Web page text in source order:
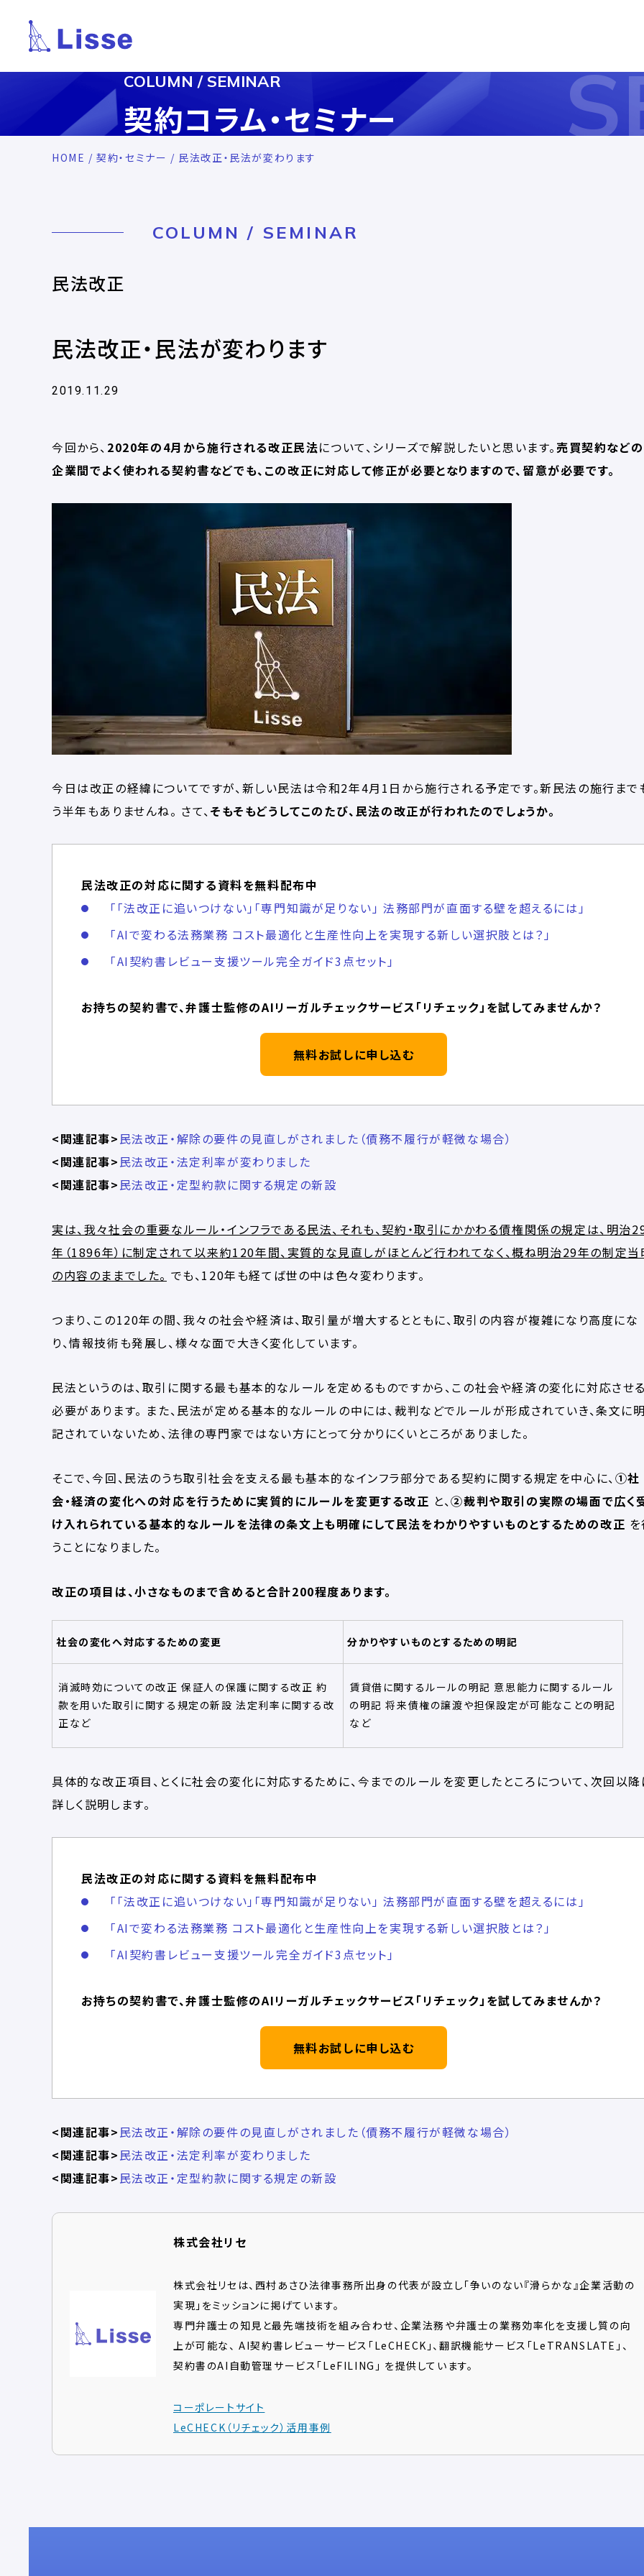
COLUMN / SEMINAR
契約コラム・セミナー
HOME /契約・セミナー / 民法改正・民法が変わります
COLUMN / SEMINAR
民法改正
民法改正・民法が変わります
2019.11.29
今回から、 2020年の4月から施行される改正民法について、シリーズで解説したいと思います。売買契約などの
企業間でよく使われる契約書などでも、この改正に対応して修正が必要となりますので、留意が必要です。
今日は改正の経緯についてですが、新しい民法は令和2年4月1日から施行される予定です。新民法の施行まで
う半年もありませんね。 さて、そもそもどうしてこのたび、民法の改正が行われたのでしょうか。
民法改正の対応に関する資料を無料配布中
「「法改正に追いつけない」「専門知識が足りない」​ 法務部門が直面する壁を超えるには」
「AIで変わる法務業務​ コスト最適化と生産性向上を実現する​新しい選択肢とは​？」
「AI契約書レビュー支援ツール完全ガイド3点セット」
お持ちの契約書で、弁護士監修のAIリーガルチェックサービス「リチェック」を試してみませんか？
無料お試しに申し込む
<関連記事>民法改正・解除の要件の見直しがされました（債務不履行が軽微な場合）
<関連記事>民法改正・法定利率が変わりました
<関連記事>民法改正・定型約款に関する規定の新設
実は、我々社会の重要なルール・インフラである民法、それも、契約・取引にかかわる債権関係の規定は、明治
年（1896年）に制定されて以来約120年間、実質的な見直しがほとんど行われてなく、概ね明治29年の制定当
の内容のままでした。 でも、120年も経てば世の中は色々変わります。
つまり、この120年の間、我々の社会や経済は、取引量が増大するとともに、取引の内容が複雑になり高度にな
り、情報技術も発展し、様々な面で大きく変化しています。
民法というのは、取引に関する最も基本的なルールを定めるものですから、この社会や経済の変化に対応させ
必要があります。 また、民法が定める基本的なルールの中には、裁判などでルールが形成されていき、条文に
記されていないため、法律の専門家ではない方にとって分かりにくいところがありました。
そこで、今回、民法のうち取引社会を支える最も基本的なインフラ部分である契約に関する規定を中心に、①社
会・経済の変化への対応を行うために実質的にルールを変更する改正 と、②裁判や取引の実際の場面で広く
け入れられている基本的なルールを法律の条文上も明確にして民法をわかりやすいものとするための改正
うことになりました。
改正の項目は、小さなものまで含めると合計200程度あります。
社会の変化へ対応するための変更 分かりやすいものとするための明記
消滅時効についての改正 保証人の保護に関する改正 約
款を用いた取引に関する規定の新設 法定利率に関する改
正など
賃貸借に関するルールの明記 意思能力に関するルール
の明記 将来債権の譲渡や担保設定が可能なことの明記
など
具体的な改正項目、とくに社会の変化に対応するために、今までのルールを変更したところについて、次回以
詳しく説明します。
民法改正の対応に関する資料を無料配布中
「「法改正に追いつけない」「専門知識が足りない」​ 法務部門が直面する壁を超えるには」
「AIで変わる法務業務​ コスト最適化と生産性向上を実現する​新しい選択肢とは​？」
「AI契約書レビュー支援ツール完全ガイド3点セット」
お持ちの契約書で、弁護士監修のAIリーガルチェックサービス「リチェック」を試してみませんか？
無料お試しに申し込む
<関連記事>民法改正・解除の要件の見直しがされました（債務不履行が軽微な場合）
<関連記事>民法改正・法定利率が変わりました
<関連記事>民法改正・定型約款に関する規定の新設
株式会社リセ
株式会社リセは、西村あさひ法律事務所出身の代表が設立し「争いのない『滑らかな』企業活動の
実現」をミッションに掲げています。
専門弁護士の知見と最先端技術を組み合わせ、企業法務や弁護士の業務効率化を支援し質の向
上が可能な、 AI契約書レビューサービス「LeCHECK」、翻訳機能サービス「LeTRANSLATE」、
契約書のAI自動管理サービス「LeFILING」 を提供しています。
コーポレートサイト
LeCHECK（リチェック）活用事例